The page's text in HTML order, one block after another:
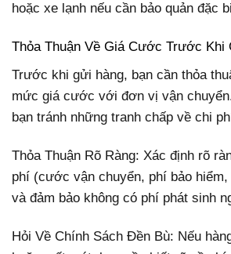
hoặc xe lạnh nếu cần bảo quản đặc
Thỏa Thuận Về Giá Cước Trước Khi
Trước khi gửi hàng, bạn cần thỏa
mức giá cước với đơn vị vận
bạn tránh những tranh chấp về chi
Thỏa Thuận Rõ Ràng: Xác định rõ
phí (cước vận chuyển, phí bảo
và đảm bảo không có phí phát sinh
Hỏi Về Chính Sách Đền Bù: Nếu